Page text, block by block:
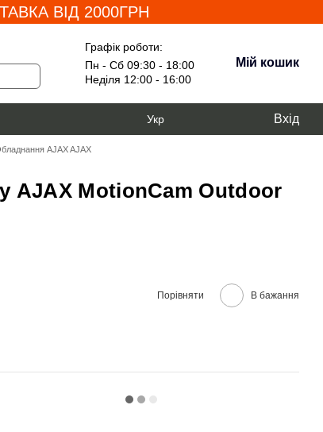
ВІД 2000ГРН
Графік роботи:
Пн - Сб 09:30 - 18:00
Неділя 12:00 - 16:00
Мій кошик
Укр Вхід
AJAX AJAX
AJAX MotionCam Outdoor
Порівняти В бажання